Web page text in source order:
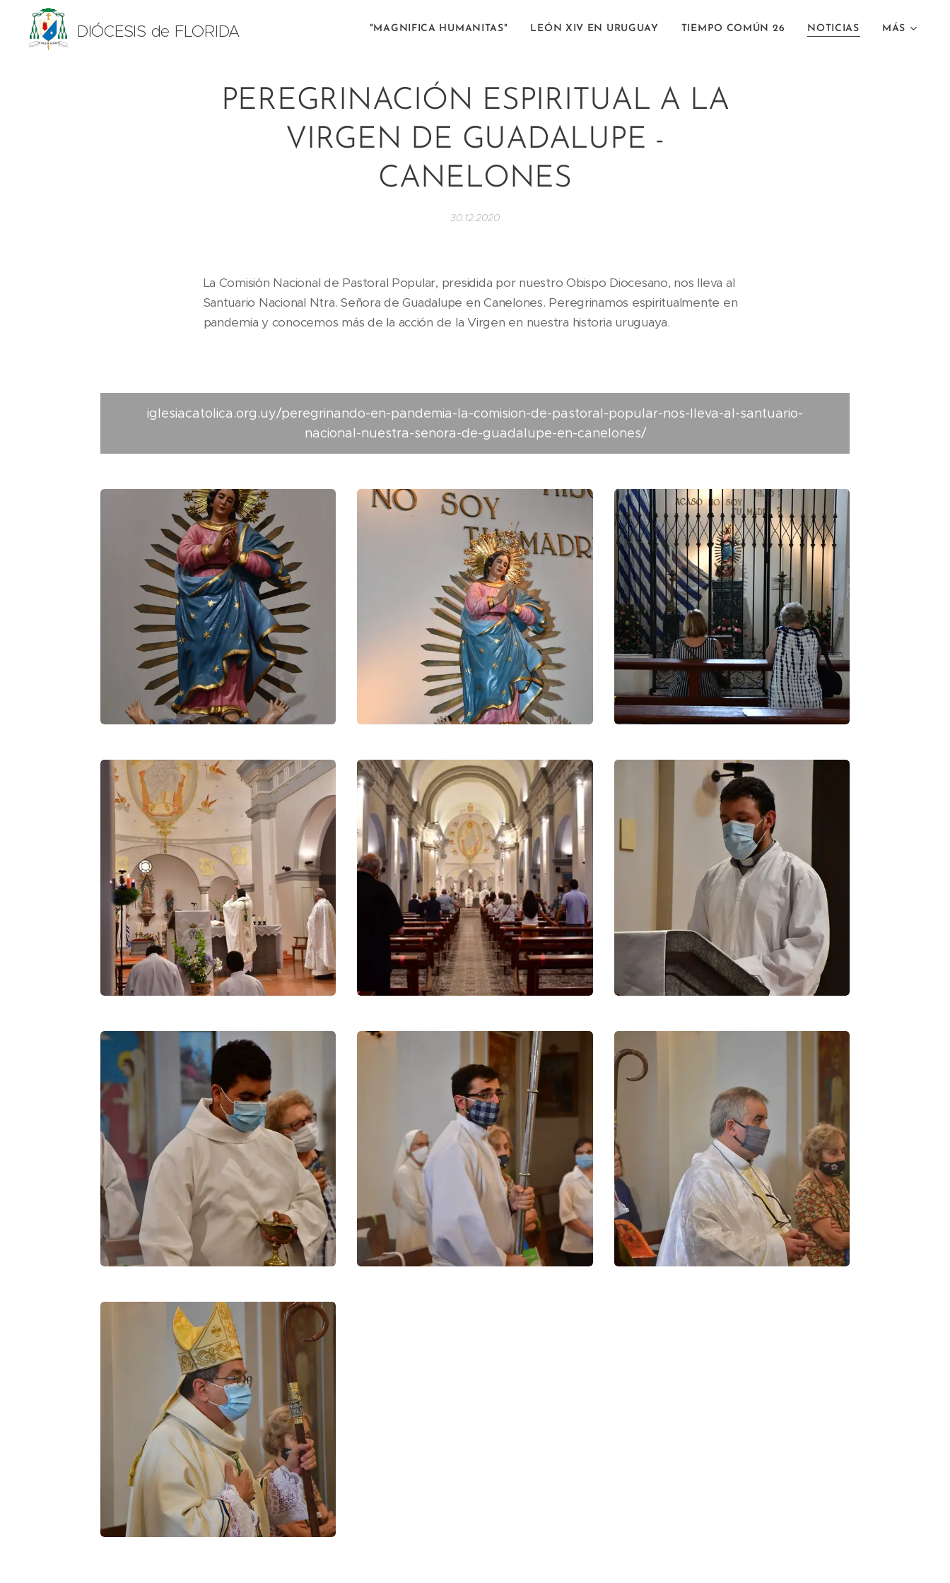
DIÓCESIS de FLORIDA "MAGNIFICA HUMANITAS" LEÓN XIV EN URUGUAY TIEMPO COMÚN 26 NOTICIAS MÁS
PEREGRINACIÓN ESPIRITUAL A LA
VIRGEN DE GUADALUPE -
CANELONES
30.12.2020
La Comisión Nacional de Pastoral Popular, presidida por nuestro Obispo Diocesano, nos lleva al
Santuario Nacional Ntra. Señora de Guadalupe en Canelones. Peregrinamos espiritualmente en
pandemia y conocemos más de la acción de la Virgen en nuestra historia uruguaya.
iglesiacatolica.org.uy/peregrinando-en-pandemia-la-comision-de-pastoral-popular-nos-lleva-al-santuario-
nacional-nuestra-senora-de-guadalupe-en-canelones/